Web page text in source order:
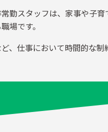
勤スタッフは、家事や子育
場です。
、仕事において時間的な制